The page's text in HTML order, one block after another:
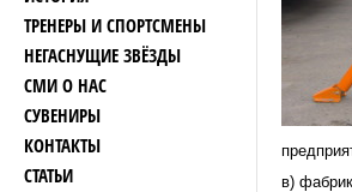
ТРЕНЕРЫ И СПОРТСМЕНЫ
НЕГАСНУЩИЕ ЗВЁЗДЫ
СМИ О НАС
СУВЕНИРЫ
КОНТАКТЫ
СТАТЬИ
в)